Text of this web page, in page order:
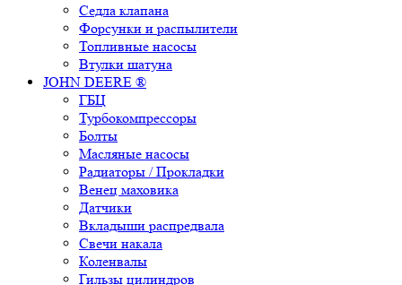
Седла клапана
Форсунки и распылители
Топливные насосы
Втулки шатуна
JOHN DEERE ®
ГБЦ
Турбокомпрессоры
Болты
Масляные насосы
Радиаторы / Прокладки
Венец маховика
Датчики
Вкладыши распредвала
Свечи накала
Коленвалы
Гильзы цилиндров